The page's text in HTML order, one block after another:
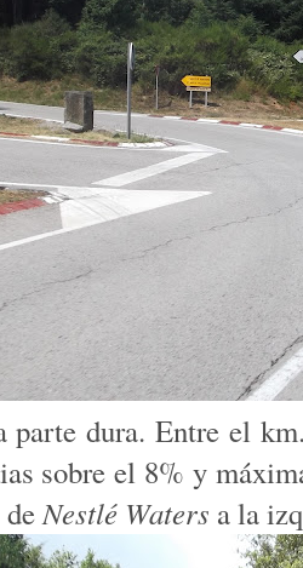
parte dura. Entre el
sobre el 8% y
deNestlé Waters a la